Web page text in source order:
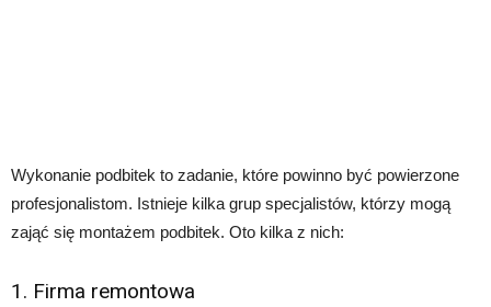
Wykonanie podbitek to zadanie, które powinno być powierzone
profesjonalistom. Istnieje kilka grup specjalistów, którzy mogą
zająć się montażem podbitek. Oto kilka z nich:
1. Firma remontowa